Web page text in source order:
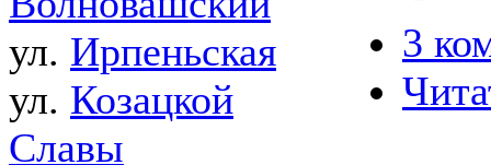
ул. Ирпеньская
ул. Козацкой
Славы
3